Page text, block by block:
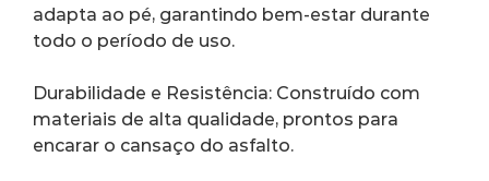
adapta ao pé, garantindo bem-estar durante
todo o período de uso.
Durabilidade e Resistência: Construído com
materiais de alta qualidade, prontos para
encarar o cansaço do asfalto.